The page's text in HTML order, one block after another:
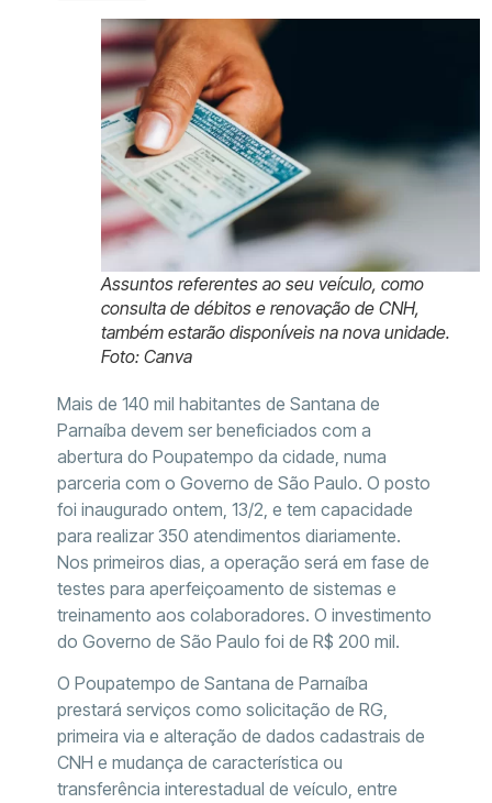
Assuntos referentes ao seu veículo, como
consulta de débitos e renovação de CNH,
também estarão disponíveis na nova unidade.
Foto: Canva
Mais de 140 mil habitantes de Santana de
Parnaíba devem ser beneficiados com a
abertura do Poupatempo da cidade, numa
parceria com o Governo de São Paulo. O posto
foi inaugurado ontem, 13/2, e tem capacidade
para realizar 350 atendimentos diariamente.
Nos primeiros dias, a operação será em fase de
testes para aperfeiçoamento de sistemas e
treinamento aos colaboradores. O investimento
do Governo de São Paulo foi de R$ 200 mil.
O Poupatempo de Santana de Parnaíba
prestará serviços como solicitação de RG,
primeira via e alteração de dados cadastrais de
CNH e mudança de característica ou
transferência interestadual de veículo, entre